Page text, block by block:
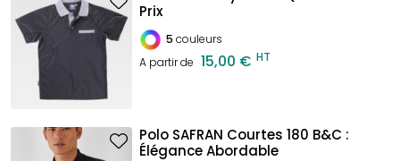
Prix
5 couleurs
A partir de 15,00 € HT
Polo SAFRAN Courtes 180 B&C :
Élégance Abordable